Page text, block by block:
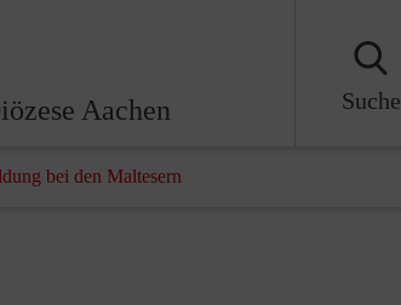
Aachen Suche
bei den Maltesern